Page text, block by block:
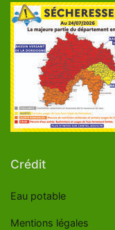
Crédit
Eau potable
Mentions légales